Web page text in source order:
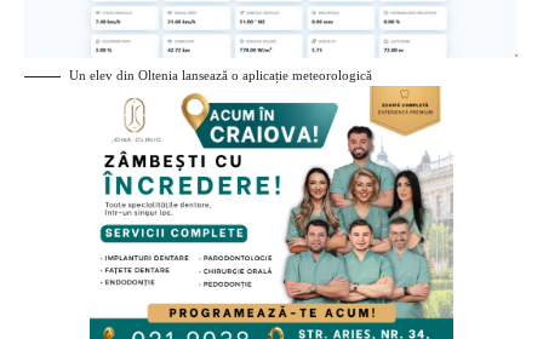
Un elev din Oltenia lansează o aplicație meteorologică